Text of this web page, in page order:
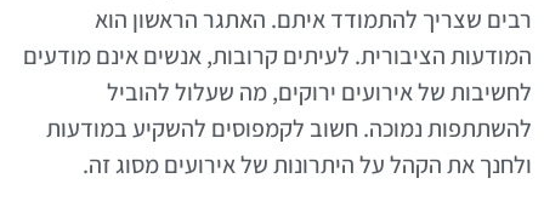
רבים שצריך להתמודד איתם. האתגר הראשון הוא
המודעות הציבורית. לעיתים קרובות, אנשים אינם מודעים
לחשיבות של אירועים ירוקים, מה שעלול להוביל
להשתתפות נמוכה. חשוב לקמפוסים להשקיע במודעות
ולחנך את הקהל על היתרונות של אירועים מסוג זה.